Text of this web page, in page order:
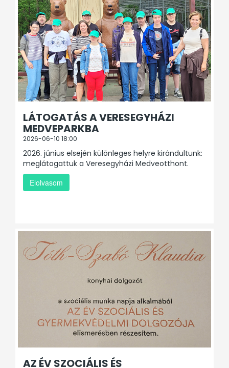
LÁTOGATÁS A VERESEGYHÁZI
MEDVEPARKBA
2026-06-10 18:00
2026. június elsején különleges helyre kirándultunk:
meglátogattuk a Veresegyházi Medveotthont.
Elolvasom
AZ ÉV SZOCIÁLIS ÉS